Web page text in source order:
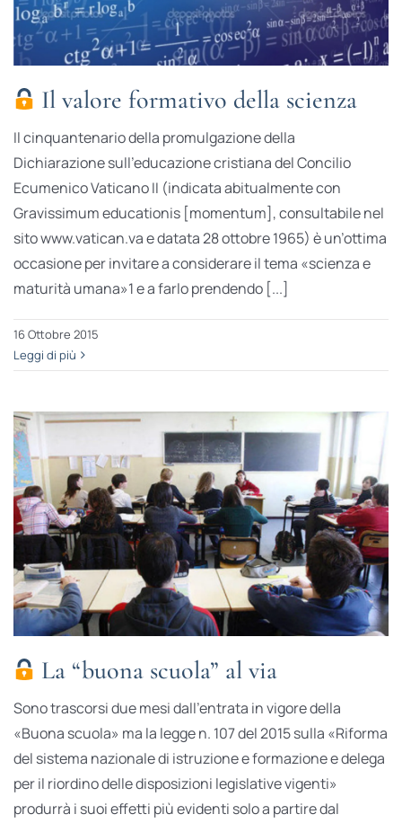
Il valore formativo della scienza
Il cinquantenario della promulgazione della
Dichiarazione sull’educazione cristiana del Concilio
Ecumenico Vaticano II (indicata abitualmente con
Gravissimum educationis [momentum], consultabile nel
sito www.vatican.va e datata 28 ottobre 1965) è un’ottima
occasione per invitare a considerare il tema «scienza e
maturità umana»1 e a farlo prendendo [...]
16 Ottobre 2015
Leggi di più
La “buona scuola” al via
Sono trascorsi due mesi dall’entrata in vigore della
«Buona scuola» ma la legge n. 107 del 2015 sulla «Riforma
del sistema nazionale di istruzione e formazione e delega
per il riordino delle disposizioni legislative vigenti»
produrrà i suoi effetti più evidenti solo a partire dal